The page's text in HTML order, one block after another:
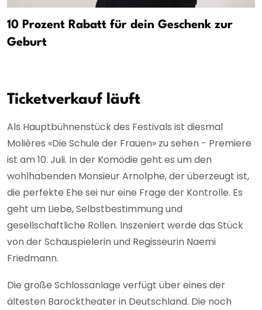
10 Prozent Rabatt für dein Geschenk zur
Geburt
Ticketverkauf läuft
Als Hauptbühnenstück des Festivals ist diesmal
Molières «Die Schule der Frauen» zu sehen - Premiere
ist am 10. Juli. In der Komödie geht es um den
wohlhabenden Monsieur Arnolphe, der überzeugt ist,
die perfekte Ehe sei nur eine Frage der Kontrolle. Es
geht um Liebe, Selbstbestimmung und
gesellschaftliche Rollen. Inszeniert werde das Stück
von der Schauspielerin und Regisseurin Naemi
Friedmann.
Die große Schlossanlage verfügt über eines der
ältesten Barocktheater in Deutschland. Die noch